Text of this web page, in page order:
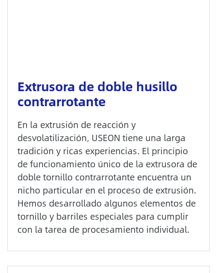
Extrusora de doble husillo
contrarrotante
En la extrusión de reacción y
desvolatilización, USEON tiene una larga
tradición y ricas experiencias. El principio
de funcionamiento único de la extrusora de
doble tornillo contrarrotante encuentra un
nicho particular en el proceso de extrusión.
Hemos desarrollado algunos elementos de
tornillo y barriles especiales para cumplir
con la tarea de procesamiento individual.